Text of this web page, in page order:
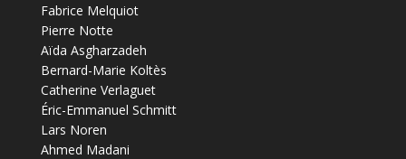
Fabrice Melquiot
Pierre Notte
Aïda Asgharzadeh
Bernard-Marie Koltès
Catherine Verlaguet
Éric-Emmanuel Schmitt
Lars Noren
Ahmed Madani